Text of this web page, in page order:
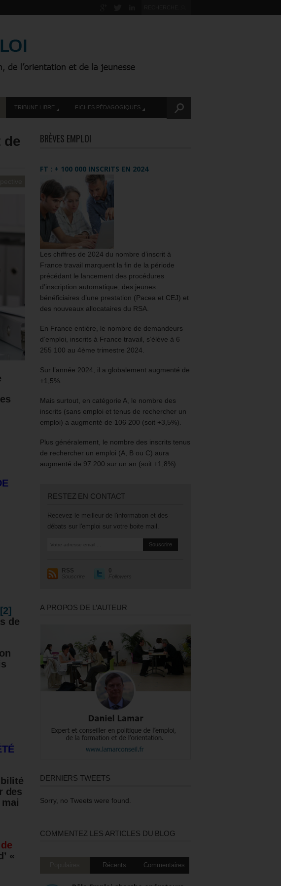
TRIBUNE LIBRE FICHES PÉDAGOGIQUES
de
[2]
de
des
«
BRÈVES EMPLOI
FT : + 100 000 INSCRITS EN 2024
Les chiffres de 2024 du nombre d’inscrit à
France travail marquent la fin de la période
précédant le lancement des procédures
d’inscription automatique, des jeunes
bénéficiaires d’une prestation (Pacea et CEJ) et
des nouveaux allocataires du RSA.
En France entière, le nombre de demandeurs
d’emploi, inscrits à France travail, s’élève à 6
255 100 au 4ème trimestre 2024.
Sur l’année 2024, il a globalement augmenté de
+1,5%.
Mais surtout, en catégorie A, le nombre des
inscrits (sans emploi et tenus de rechercher un
emploi) a augmenté de 106 200 (soit +3,5%).
Plus généralement, le nombre des inscrits tenus
de rechercher un emploi (A, B ou C) aura
augmenté de 97 200 sur un an (soit +1,8%).
RESTEZ EN CONTACT
Recevez le meilleur de l'information et des
débats sur l'emploi sur votre boite mail.
RSS
Souscrire
0
Followers
A PROPOS DE L’AUTEUR
DERNIERS TWEETS
Sorry, no Tweets were found.
COMMENTEZ LES ARTICLES DU BLOG
Récents Commentaires